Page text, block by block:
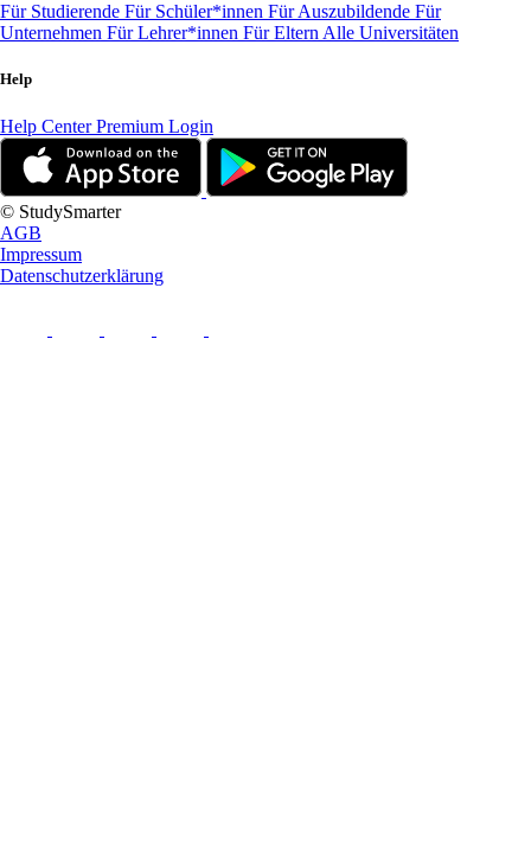
Für Studierende Für Schüler*innen Für Auszubildende Für
Unternehmen Für Lehrer*innen Für Eltern Alle Universitäten
Help
Help CenterPremium Login
© StudySmarter
AGB
Impressum
Datenschutzerklärung